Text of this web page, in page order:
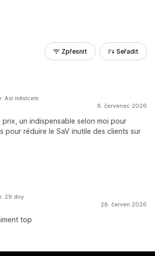
Zpřesnit Seřadit
8. červenec 2026
un indispensable selon moi pour
pour réduire le SaV inutile des clients sur
Asi měsícem
28. červen 2026
top
29 dny